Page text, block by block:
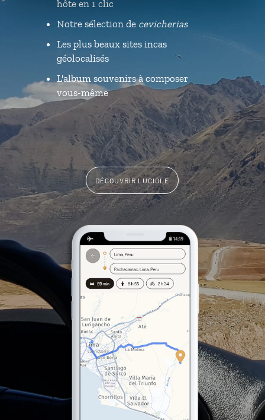
hôte en 1 clic
Notre sélection de cevicherias
Les plus beaux sites incas
géolocalisés
L'album souvenirs à composer
vous-même
DÉCOUVRIR LUCIOLE